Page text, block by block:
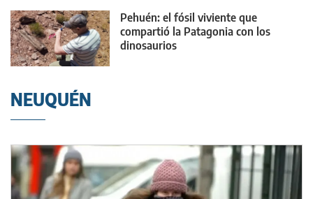
Pehuén: el fósil viviente que
compartió la Patagonia con los
dinosaurios
NEUQUÉN